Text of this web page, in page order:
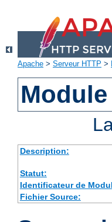
Apache > Serveur HTTP >
Description:
Statut:
Identificateur de
Fichier Source: